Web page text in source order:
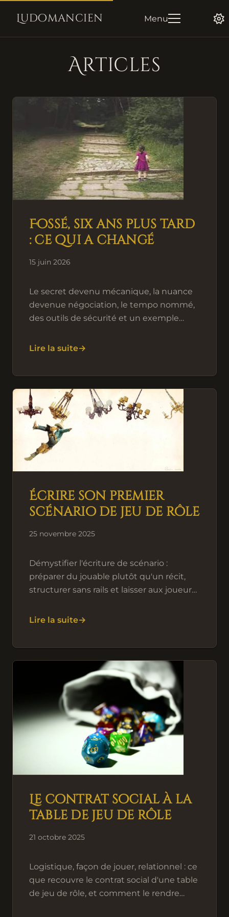
Ludomancien Menu
Articles
Fossé, six ans plus tard
: ce qui a changé
15 juin 2026
Le secret devenu mécanique, la nuance
devenue négociation, le tempo nommé,
des outils de sécurité et un exemple
rôle épistolaire à distance.
Lire la suite
Écrire son premier
scénario de jeu de rôle
25 novembre 2025
Démystifier l'écriture de scénario :
préparer du jouable plutôt qu'un récit,
structurer sans rails et laisser aux joueurs
Lire la suite
Le contrat social à la
table de jeu de rôle
21 octobre 2025
Logistique, façon de jouer, relationnel : ce
que recouvre le contrat social d'une table
de jeu de rôle, et comment le rendre